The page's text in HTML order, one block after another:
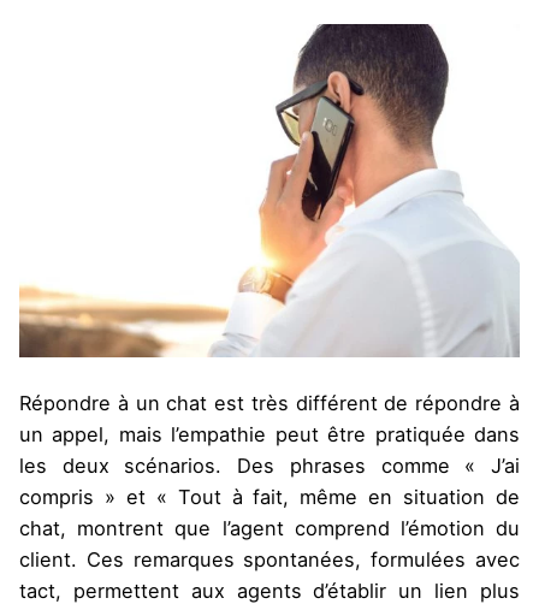
Répondre à un chat est très différent de répondre à
un appel, mais l’empathie peut être pratiquée dans
les deux scénarios. Des phrases comme « J’ai
compris » et « Tout à fait, même en situation de
chat, montrent que l’agent comprend l’émotion du
client. Ces remarques spontanées, formulées avec
tact, permettent aux agents d’établir un lien plus